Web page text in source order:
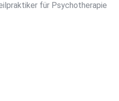
für Psychotherapie